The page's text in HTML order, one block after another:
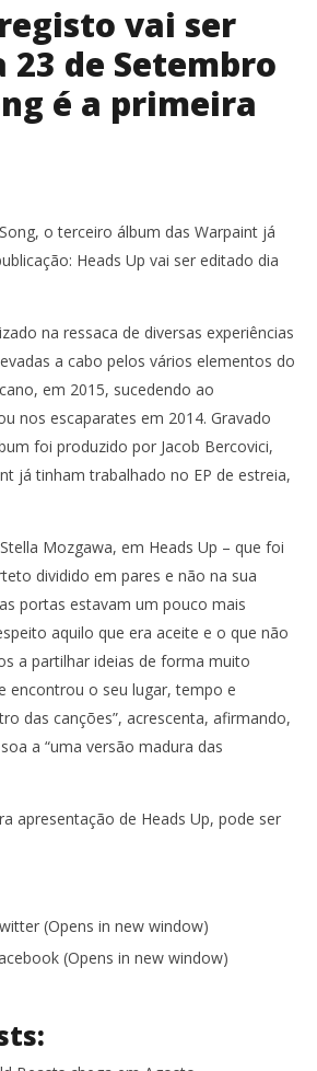
vai ser
23 de Setembro
é a primeira
o terceiro álbum das Warpaint já
Heads Up vai ser editado dia
na ressaca de diversas experiências
a cabo pelos vários elementos do
em 2015, sucedendo ao
nos escaparates em 2014. Gravado
foi produzido por Jacob Bercovici,
já tinham trabalhado no EP de estreia,
Mozgawa, em Heads Up – que foi
dividido em pares e não na sua
portas estavam um pouco mais
aquilo que era aceite e o que não
a partilhar ideias de forma muito
encontrou o seu lugar, tempo e
das canções”, acrescenta, afirmando,
a “uma versão madura das
apresentação de Heads Up, pode ser
(Opens in new window)
(Opens in new window)